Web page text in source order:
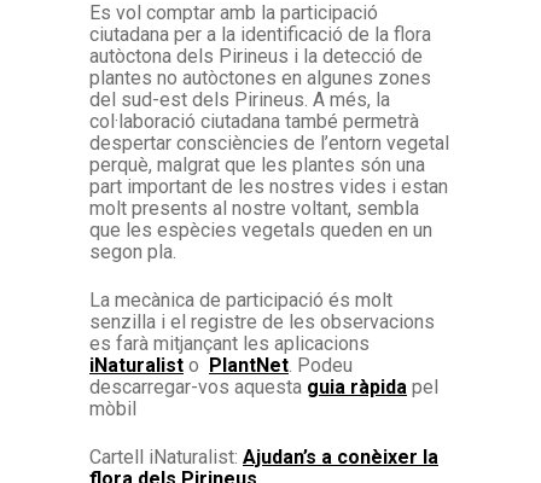
Es vol comptar amb la participació
ciutadana per a la identificació de la flora
autòctona dels Pirineus i la detecció de
plantes no autòctones en algunes zones
del sud-est dels Pirineus. A més, la
col·laboració ciutadana també permetrà
despertar consciències de l’entorn vegetal
perquè, malgrat que les plantes són una
part important de les nostres vides i estan
molt presents al nostre voltant, sembla
que les espècies vegetals queden en un
segon pla.
La mecànica de participació és molt
senzilla i el registre de les observacions
es farà mitjançant les aplicacions
iNaturalist o PlantNet. Podeu
descarregar-vos aquesta guia ràpida pel
mòbil
Cartell iNaturalist: Ajudan’s a conèixer la